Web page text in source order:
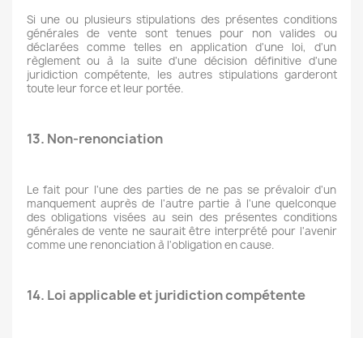
Si une ou plusieurs stipulations des présentes conditions
générales de vente sont tenues pour non valides ou
déclarées comme telles en application d'une loi, d'un
règlement ou à la suite d'une décision définitive d'une
juridiction compétente, les autres stipulations garderont
toute leur force et leur portée.
13. Non-renonciation
Le fait pour l'une des parties de ne pas se prévaloir d'un
manquement auprès de l'autre partie à l'une quelconque
des obligations visées au sein des présentes conditions
générales de vente ne saurait être interprété pour l'avenir
comme une renonciation à l'obligation en cause.
14. Loi applicable et juridiction compétente